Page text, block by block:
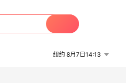
纽约 8月7日14:13